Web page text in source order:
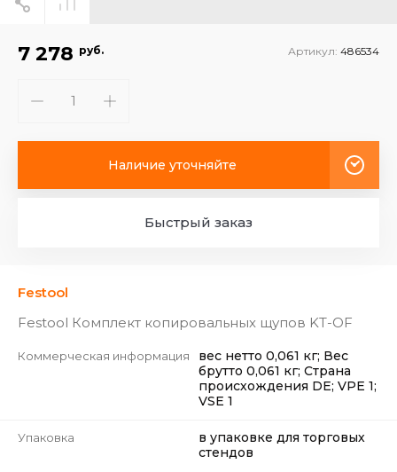
Festool
Festool Комплект копировальных щупов KT-OF
Коммерческая информация
вес нетто 0,061 кг; Вес
брутто 0,061 кг; Страна
происхождения DE; VPE 1;
VSE 1
Упаковка
в упаковке для торговых
стендов
7 278 руб. Артикул: 486534
Наличие уточняйте
Быстрый заказ